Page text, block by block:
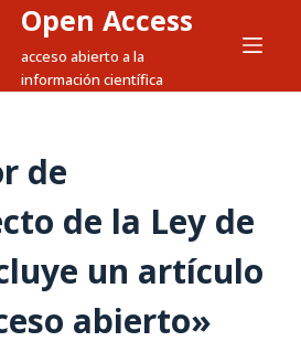
Open Access
acceso abierto a la
información científica
de
de la Ley de
un artículo
abierto»